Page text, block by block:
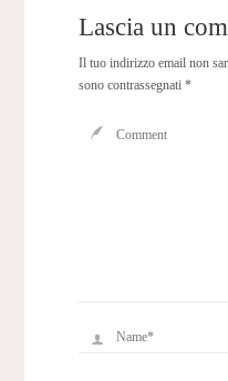
Lascia un
Il tuo indirizzo email non
sono contrassegnati *